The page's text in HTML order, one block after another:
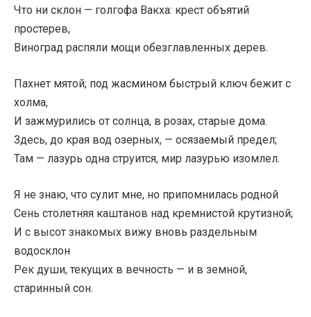
Что ни склон — голгофа Вакха: крест объятий
простерев,
Виноград распяли мощи обезглавленных дерев.
Пахнет мятой; под жасмином быстрый ключ бежит с
холма,
И зажмурились от солнца, в розах, старые дома.
Здесь, до края вод озерных, — осязаемый предел;
Там — лазурь одна струится, мир лазурью изомлел.
Я не знаю, что сулит мне, но припомнилась родной
Сень столетняя каштанов над кремнистой крутизной;
И с высот знакомых вижу вновь раздельным
водосклон
Рек души, текущих в вечность — и в земной,
старинный сон.